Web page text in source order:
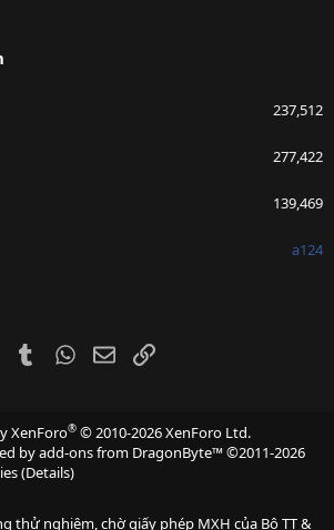
237,512
277,422
139,469
a124
PinterestTumblrWhatsApp
EmailLink
XenForo® © 2010-2026 XenForo Ltd.
byadd-ons from DragonByte™©2011-2026
(Details)
thử nghiệm, chờ giấy phép MXH của Bộ TT &